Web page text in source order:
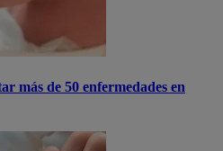
más de 50 enfermedades en